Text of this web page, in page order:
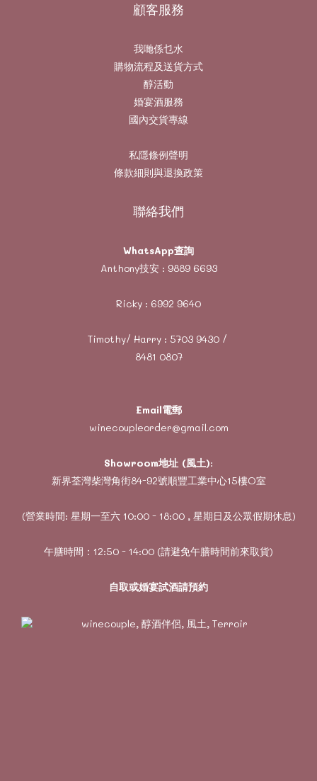
顧客服務
我哋係乜水
購物流程及送貨方式
醇活動
婚宴酒服務
國內交貨專線
私隱條例聲明
條款細則與退換政策
聯絡我們
WhatsApp查詢
Anthony技安 : 9889 6693
Ricky : 6992 9640
Timothy/ Harry : 5703 9430/
8481 0807
Email電郵
winecoupleorder@gmail.com
Showroom地址 (風土):
新界荃灣柴灣角街84-92號順豐工業中心15樓O室
(營業時間: 星期一至六 10:00 - 18:00 , 星期日及公眾假期休息)
午膳時間：12:50 - 14:00 (請避免午膳時間前來取貨)
自取或婚宴試酒請預約